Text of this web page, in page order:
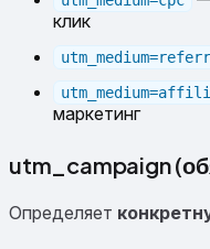
клик
маркетинг
utm_campaign
Определяет